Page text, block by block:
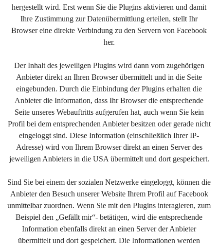
hergestellt wird. Erst wenn Sie die Plugins aktivieren und damit
Ihre Zustimmung zur Datenübermittlung erteilen, stellt Ihr
Browser eine direkte Verbindung zu den Servern von Facebook
her.
Der Inhalt des jeweiligen Plugins wird dann vom zugehörigen
Anbieter direkt an Ihren Browser übermittelt und in die Seite
eingebunden. Durch die Einbindung der Plugins erhalten die
Anbieter die Information, dass Ihr Browser die entsprechende
Seite unseres Webauftritts aufgerufen hat, auch wenn Sie kein
Profil bei dem entsprechenden Anbieter besitzen oder gerade nicht
eingeloggt sind. Diese Information (einschließlich Ihrer IP-
Adresse) wird von Ihrem Browser direkt an einen Server des
jeweiligen Anbieters in die USA übermittelt und dort gespeichert.
Sind Sie bei einem der sozialen Netzwerke eingeloggt, können die
Anbieter den Besuch unserer Website Ihrem Profil auf Facebook
unmittelbar zuordnen. Wenn Sie mit den Plugins interagieren, zum
Beispiel den „Gefällt mir“- betätigen, wird die entsprechende
Information ebenfalls direkt an einen Server der Anbieter
übermittelt und dort gespeichert. Die Informationen werden